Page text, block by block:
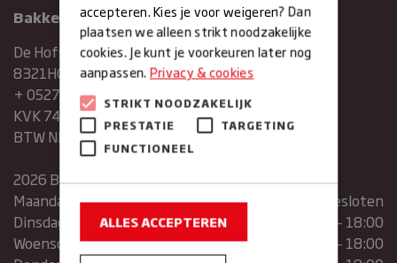
Bakkerij Maxima
De Hofstee 1
8321HG Urk
+ 0527683454
KVK 74286293
BTW NR. NL859839151B01
2026 Bakkerij Maxima
Maandag
gesloten
Dinsdag
07:30 – 13:00 | 14:00 – 18:00
Woensdag
07:30 – 13:00 | 14:00 – 18:00
accepteren. Kies je voor weigeren? Dan
plaatsen we alleen strikt noodzakelijke
cookies. Je kunt je voorkeuren later nog
aanpassen.Privacy & cookies
STRIKT NOODZAKELIJK
PRESTATIE
TARGETING
FUNCTIONEEL
ALLES ACCEPTEREN